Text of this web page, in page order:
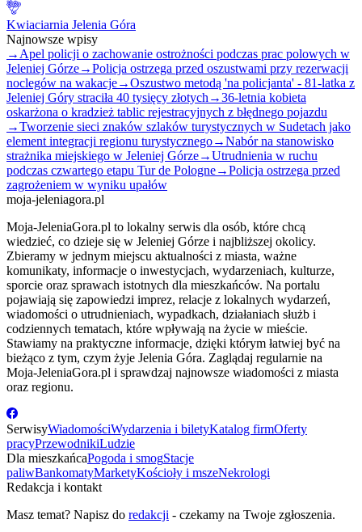
Kwiaciarnia Jelenia Góra
Najnowsze wpisy
→ Apel policji o zachowanie ostrożności podczas prac polowych w
Jeleniej Górze→Policja ostrzega przed oszustwami przy rezerwacji
noclegów na wakacje→Oszustwo metodą 'na policjanta' - 81-latka z
Jeleniej Góry straciła 40 tysięcy złotych →36-letnia kobieta
oskarżona o kradzież tablic rejestracyjnych z błędnego pojazdu
→Tworzenie sieci znaków szlaków turystycznych w Sudetach jako
element integracji regionu turystycznego→Nabór na stanowisko
strażnika miejskiego w Jeleniej Górze→Utrudnienia w ruchu
podczas czwartego etapu Tur de Pologne→Policja ostrzega przed
zagrożeniem w wyniku upałów
moja-jeleniagora.pl
Moja-JeleniaGora.pl to lokalny serwis dla osób, które chcą
wiedzieć, co dzieje się w Jeleniej Górze i najbliższej okolicy.
Zbieramy w jednym miejscu aktualności z miasta, ważne
komunikaty, informacje o inwestycjach, wydarzeniach, kulturze,
sporcie oraz sprawach istotnych dla mieszkańców. Na portalu
pojawiają się zapowiedzi imprez, relacje z lokalnych wydarzeń,
wiadomości o utrudnieniach, wypadkach, działaniach służb i
codziennych tematach, które wpływają na życie w mieście.
Stawiamy na praktyczne informacje, dzięki którym łatwiej być na
bieżąco z tym, czym żyje Jelenia Góra. Zaglądaj regularnie na
Moja-JeleniaGora.pl i sprawdzaj najnowsze wiadomości z miasta
oraz regionu.
SerwisyWiadomościWydarzenia i biletyKatalog firmOferty
pracyPrzewodnikiLudzie
Dla mieszkańcaPogoda i smogStacje
paliwBankomatyMarketyKościoły i mszeNekrologi
Redakcja i kontakt
Masz temat? Napisz do redakcji - czekamy na Twoje zgłoszenia.